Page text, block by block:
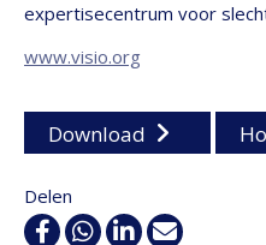
expertisecentrum voor
www.visio.org
Download
Delen
FacebookWhatsApp
Linkedin
E-